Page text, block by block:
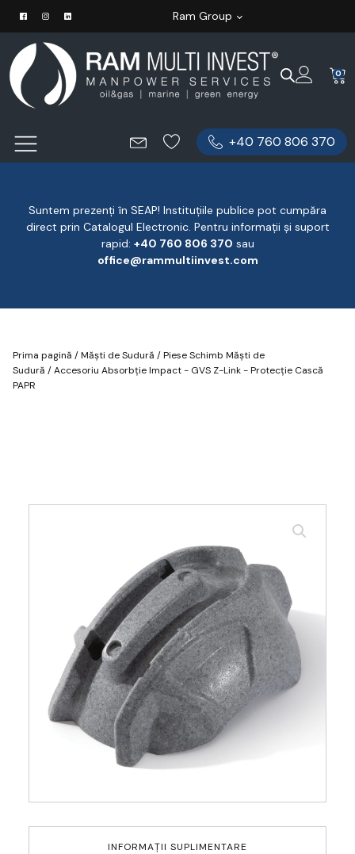
Ram Group
0
+40 760 806 370
Suntem prezenți în SEAP! Instituțiile publice pot cumpăra
direct prin Catalogul Electronic. Pentru informații și suport
rapid: ‪+40 760 806 370 ‬ sau
office@rammultiinvest.com
Prima pagină /Măști de Sudură /Piese Schimb Măști de
Sudură / Accesoriu Absorbție Impact - GVS Z-Link - Protecție Cască
PAPR
INFORMAȚII SUPLIMENTARE